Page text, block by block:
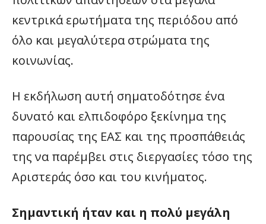
κεντρικά ερωτήματα της περιόδου από
όλο και μεγαλύτερα στρώματα της
κοινωνίας.
Η εκδήλωση αυτή σηματοδότησε ένα
δυνατό και ελπιδοφόρο ξεκίνημα της
παρουσίας της ΕΑΣ και της προσπάθειάς
της να παρέμβει στις διεργασίες τόσο της
Αριστεράς όσο και του κινήματος.
Σημαντική ήταν και η πολύ μεγάλη